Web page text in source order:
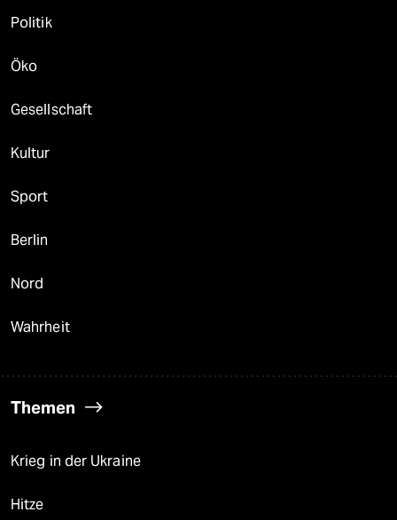
Politik
Öko
Gesellschaft
Kultur
Sport
Berlin
Nord
Wahrheit
Themen
Krieg in der Ukraine
Hitze